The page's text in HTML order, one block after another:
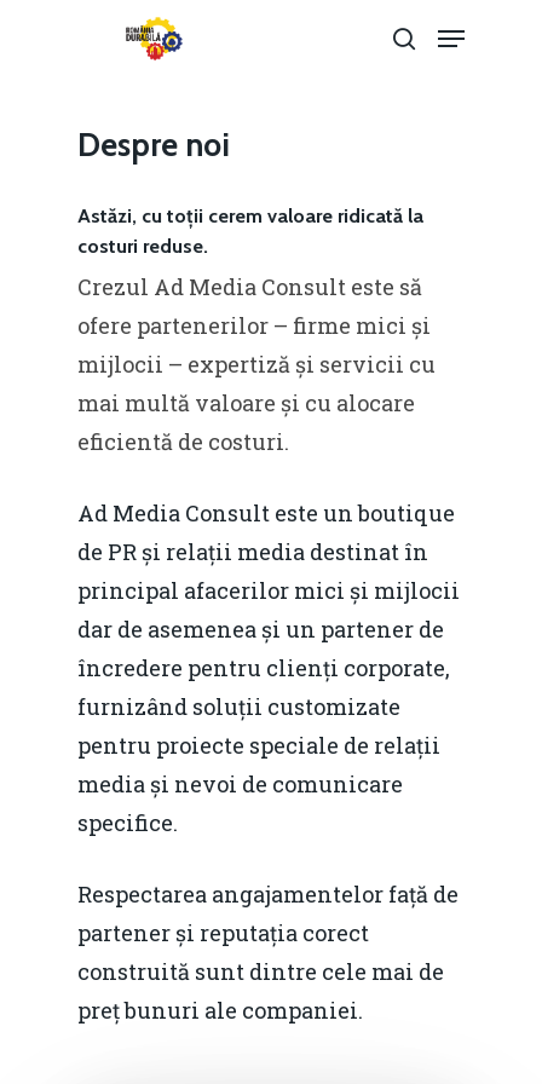
Hit enter to search or ESC to close
Despre noi
Astăzi, cu toții cerem valoare ridicată la
costuri reduse.
Crezul Ad Media Consult este să
ofere partenerilor – firme mici și
mijlocii – expertiză și servicii cu
mai multă valoare și cu alocare
eficientă de costuri.
Ad Media Consult este un boutique
de PR și relații media destinat în
principal afacerilor mici și mijlocii
dar de asemenea și un partener de
încredere pentru clienți corporate,
furnizând soluții customizate
pentru proiecte speciale de relații
media și nevoi de comunicare
specifice.
Respectarea angajamentelor față de
partener și reputația corect
construită sunt dintre cele mai de
preț bunuri ale companiei.